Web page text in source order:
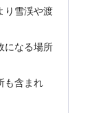
り雪渓や渡
になる場所
も含まれ